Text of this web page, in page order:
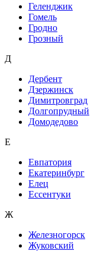
Геленджик
Гомель
Гродно
Грозный
Д
Дербент
Дзержинск
Димитровград
Долгопрудный
Домодедово
Е
Евпатория
Екатеринбург
Елец
Ессентуки
Ж
Железногорск
Жуковский